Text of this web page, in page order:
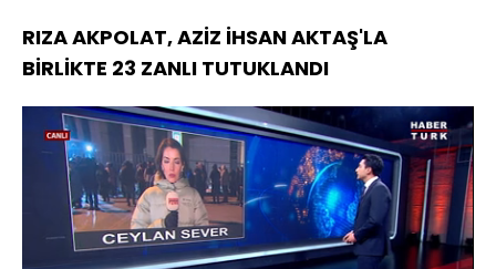
RIZA AKPOLAT, AZİZ İHSAN AKTAŞ'LA
BİRLİKTE 23 ZANLI TUTUKLANDI